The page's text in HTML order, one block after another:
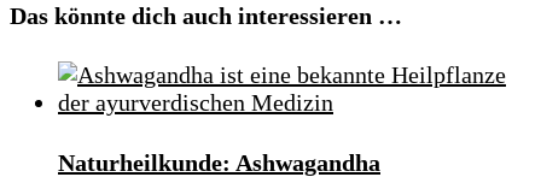
Das könnte dich auch interessieren …
Naturheilkunde: Ashwagandha